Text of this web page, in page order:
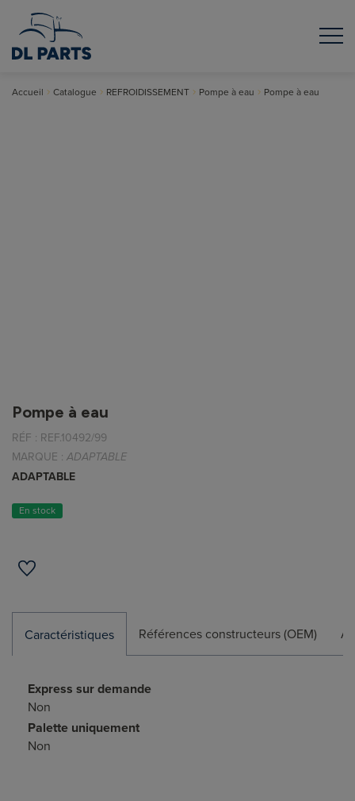
Accueil Catalogue REFROIDISSEMENT Pompe à eau Pompe à eau
Pompe à eau
RÉF : REF.10492/99
MARQUE : ADAPTABLE
ADAPTABLE
En stock
Caractéristiques Références constructeurs (OEM)
Express sur demande
Non
Palette uniquement
Non